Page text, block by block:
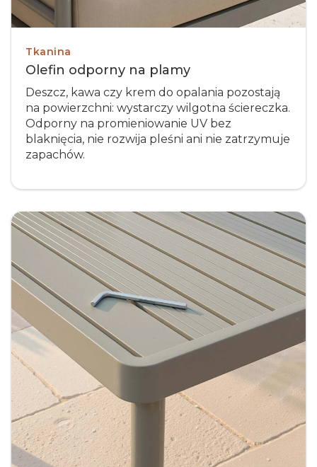
Tkanina
Olefin odporny na plamy
Deszcz, kawa czy krem do opalania pozostają
na powierzchni: wystarczy wilgotna ściereczka.
Odporny na promieniowanie UV bez
blaknięcia, nie rozwija pleśni ani nie zatrzymuje
zapachów.